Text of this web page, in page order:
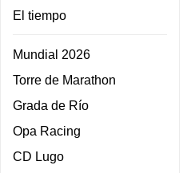
El tiempo
Mundial 2026
Torre de Marathon
Grada de Río
Opa Racing
CD Lugo